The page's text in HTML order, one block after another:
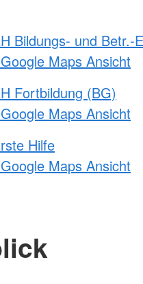
Bildungs- und Betr.-
Maps Ansicht
Fortbildung (BG)
Maps Ansicht
Hilfe
Maps Ansicht